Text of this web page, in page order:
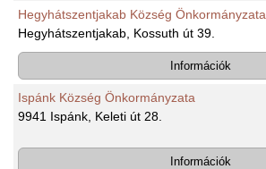
Hegyhátszentjakab Község Önkormányzata
Hegyhátszentjakab, Kossuth út 39.
Információk
Ispánk Község Önkormányzata
9941 Ispánk, Keleti út 28.
Információk